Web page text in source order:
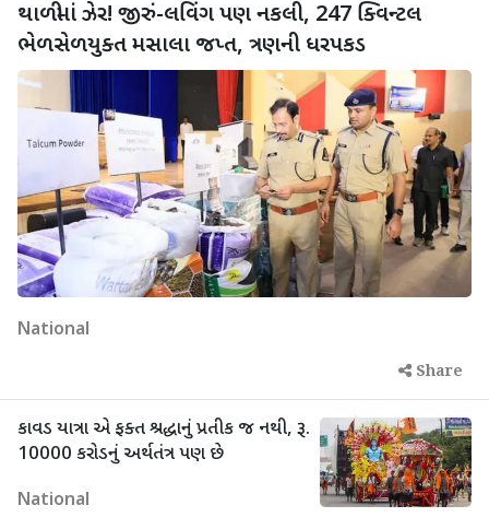
થાળીમાં ઝેર! જીરું-લવિંગ પણ નકલી, 247 ક્વિન્ટલ
ભેળસેળયુક્ત મસાલા જપ્ત, ત્રણની ધરપકડ
National
Share
કાવડ યાત્રા એ ફક્ત શ્રદ્ધાનું પ્રતીક જ નથી, રૂ.
10000 કરોડનું અર્થતંત્ર પણ છે
National